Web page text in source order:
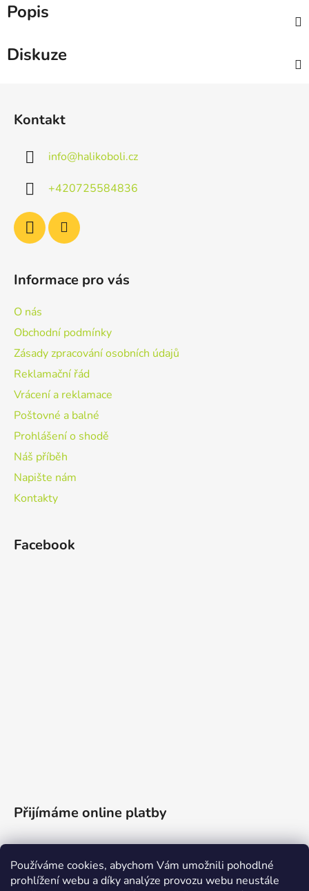
Používáme cookies, abychom Vám umožnili pohodlné
prohlížení webu a díky analýze provozu webu neustále
Popis
Diskuze
Kontakt
info@halikoboli.cz
+420725584836
Informace pro vás
O nás
Obchodní podmínky
Zásady zpracování osobních údajů
Reklamační řád
Vrácení a reklamace
Poštovné a balné
Prohlášení o shodě
Náš příběh
Napište nám
Kontakty
Facebook
Přijímáme online platby